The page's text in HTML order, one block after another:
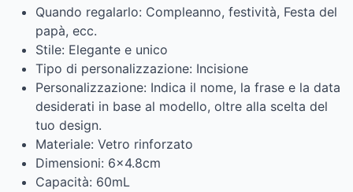
Quando regalarlo: Compleanno, festività, Festa del
papà, ecc.
Stile: Elegante e unico
Tipo di personalizzazione: Incisione
Personalizzazione: Indica il nome, la frase e la data
desiderati in base al modello, oltre alla scelta del
tuo design.
Materiale: Vetro rinforzato
Dimensioni: 6×4.8cm
Capacità: 60mL